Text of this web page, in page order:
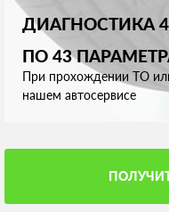
ДИАГНОСТИКА
ПО 43
При прохождении ТО
нашем автосервисе